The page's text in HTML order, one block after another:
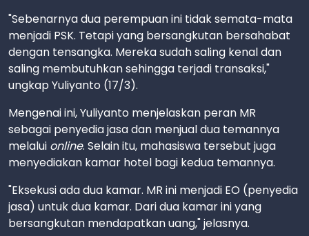
"Sebenarnya dua perempuan ini tidak semata-mata
menjadi PSK. Tetapi yang bersangkutan bersahabat
dengan tensangka. Mereka sudah saling kenal dan
saling membutuhkan sehingga terjadi transaksi,"
ungkap Yuliyanto (17/3).
Mengenai ini, Yuliyanto menjelaskan peran MR
sebagai penyedia jasa dan menjual dua temannya
melalui online. Selain itu, mahasiswa tersebut juga
menyediakan kamar hotel bagi kedua temannya.
"Eksekusi ada dua kamar. MR ini menjadi EO (penyedia
jasa) untuk dua kamar. Dari dua kamar ini yang
bersangkutan mendapatkan uang," jelasnya.